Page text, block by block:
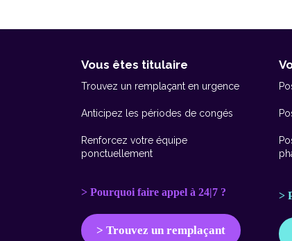
Vous êtes titulaire
Trouvez un remplaçant en urgence
Anticipez les périodes de congés
Renforcez votre équipe
ponctuellement
> Pourquoi faire appel à 24|7 ?
> Trouvez un remplaçant
>